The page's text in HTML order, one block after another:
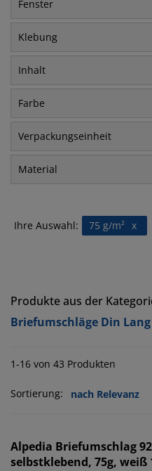
Fenster
Klebung
Inhalt
Farbe
Verpackungseinheit
Material
Ihre Auswahl: x
75 g/m²
Produkte aus der
Briefumschläge Din Lang
1-16 von 43 Produkten
Sortierung:
Alpedia Briefumschlag
selbstklebend, 75g, weiß